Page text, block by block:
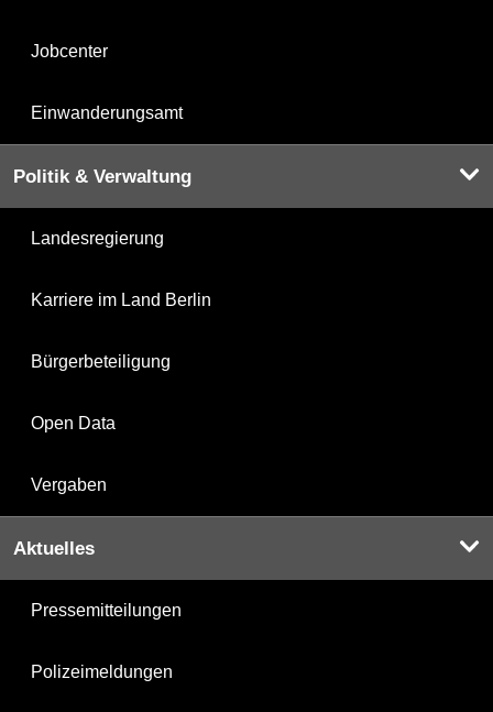
Jobcenter
Einwanderungsamt
Politik & Verwaltung
Landesregierung
Karriere im Land Berlin
Bürgerbeteiligung
Open Data
Vergaben
Aktuelles
Pressemitteilungen
Polizeimeldungen